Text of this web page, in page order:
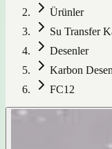
Ürünler
Su Transfer
Desenler
Karbon
FC12